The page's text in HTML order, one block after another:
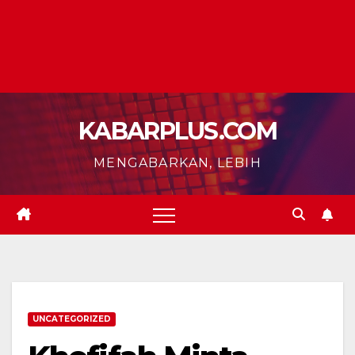
KABARPLUS.COM
MENGABARKAN, LEBIH
UNCATEGORIZED